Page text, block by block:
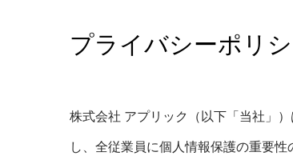
プライバシーポリ
株式会社 アプリック（以下「当社」
し、全従業員に個人情報保護の重要